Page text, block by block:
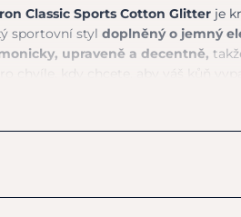
Classic Sports Cotton Glitter je
sportovní styl doplněný o jemný
upraveně a decentně,
chvíle, kdy chcete, aby váš kůň
je jejíbavlněný charakter, díky
a univerzální využití.